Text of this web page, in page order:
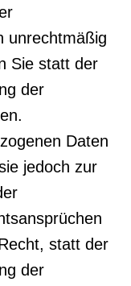
unrechtmäßig
Sie statt der
der
Daten
jedoch zur
statt der
der